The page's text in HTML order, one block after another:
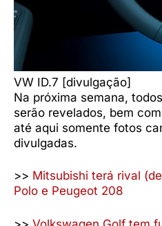
VW ID.7 [divulgação]
Na próxima semana,
serão revelados, bem
até aqui somente fotos
divulgadas.
>> Mitsubishi terá rival
Polo e Peugeot 208